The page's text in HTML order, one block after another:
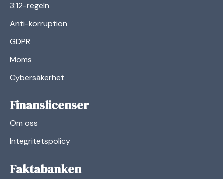
3:12-regeln
Anti-korruption
GDPR
Moms
Cybersäkerhet
Finanslicenser
Om oss
Integritetspolicy
Faktabanken